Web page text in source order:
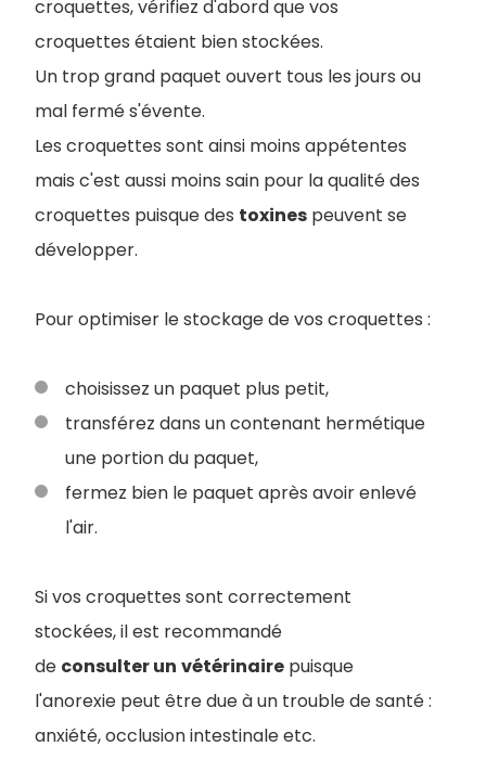
croquettes, vérifiez d'abord que vos
croquettes étaient bien stockées.
Un trop grand paquet ouvert tous les jours ou
mal fermé s'évente.
Les croquettes sont ainsi moins appétentes
mais c'est aussi moins sain pour la qualité des
croquettes puisque des toxines peuvent se
développer.
Pour optimiser le stockage de vos croquettes :
choisissez un paquet plus petit,
transférez dans un contenant hermétique
une portion du paquet,
fermez bien le paquet après avoir enlevé
l'air.
Si vos croquettes sont correctement
stockées, il est recommandé
de consulter un vétérinaire puisque
l'anorexie peut être due à un trouble de santé :
anxiété, occlusion intestinale etc.